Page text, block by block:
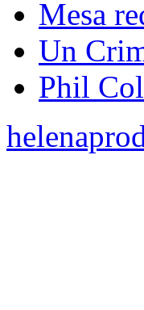
Mesa
Un
Phil